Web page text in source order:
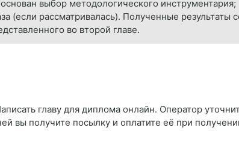
выбор методологического инструментария;
(если рассматривалась). Полученные результаты
во второй главе.
главу для диплома онлайн. Оператор
вы получите посылку и оплатите её при